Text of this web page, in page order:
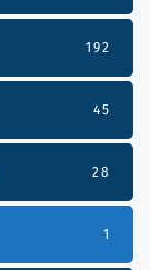
192
45
28
1